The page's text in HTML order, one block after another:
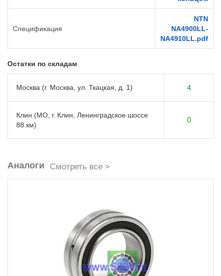
Спецификация
NTN
NA4900LL-
NA4910LL.pdf
Остатки по складам
Москва (г. Москва, ул. Ткацкая, д. 1) 4
Клин (МО, г. Клин, Ленинградское шоссе
88 км)
0
Аналоги Смотреть все >